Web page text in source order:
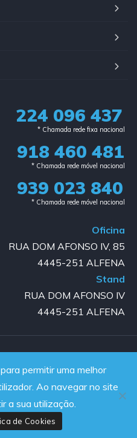
224 096 437
* Chamada rede fixa nacional​
918 460 481
* Chamada rede móvel nacional
939 023 840​
* Chamada rede móvel nacional
Oficina
RUA DOM AFONSO IV, 85
4445-251 ALFENA
Stand
RUA DOM AFONSO IV
4445-251 ALFENA
JanelaWeb
permitir uma melhor
Ao navegar no site
a sua utilização.
de Cookies